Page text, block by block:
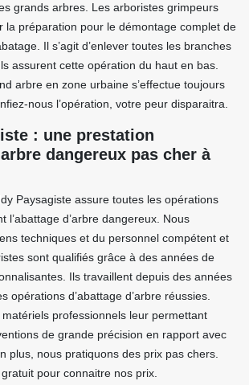
grands arbres. Les arboristes grimpeurs
la préparation pour le démontage complet de
Il s’agit d’enlever toutes les branches
assurent cette opération du haut en bas.
arbre en zone urbaine s’effectue toujours
nous l’opération, votre peur disparaitra.
: une prestation
dangereux pas cher à
Paysagiste assure toutes les opérations
l’abattage d’arbre dangereux. Nous
techniques et du personnel compétent et
sont qualifiés grâce à des années de
Ils travaillent depuis des années
opérations d’abattage d’arbre réussies.
professionnels leur permettant
de grande précision en rapport avec
plus, nous pratiquons des prix pas chers.
pour connaitre nos prix.